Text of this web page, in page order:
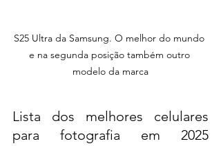
S25 Ultra da Samsung. O melhor do mundo
e na segunda posição também outro
modelo da marca
Lista dos melhores celulares
para fotografia em 2025